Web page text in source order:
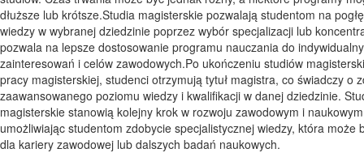
dłuższe lub krótsze.Studia magisterskie pozwalają studentom na
wiedzy w wybranej dziedzinie poprzez wybór specjalizacji lub
pozwala na lepsze dostosowanie programu nauczania do
zainteresowań i celów zawodowych.Po ukończeniu studiów
pracy magisterskiej, studenci otrzymują tytuł magistra, co świadczy o
zaawansowanego poziomu wiedzy i kwalifikacji w danej dziedzinie.
magisterskie stanowią kolejny krok w rozwoju zawodowym i
umożliwiając studentom zdobycie specjalistycznej wiedzy, która może
dla kariery zawodowej lub dalszych badań naukowych.